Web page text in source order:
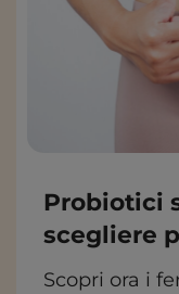
Probiotici
scegliere
Scopri ora i